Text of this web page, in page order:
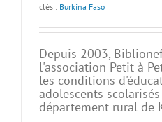
clés : Burkina Faso
Depuis 2003,
l'association Petit à
les conditions
adolescents
département rural de